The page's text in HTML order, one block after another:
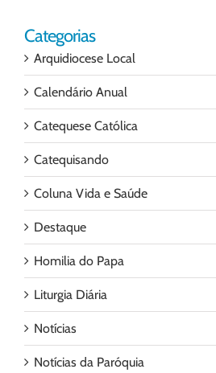
Categorias
Arquidiocese Local
Calendário Anual
Catequese Católica
Catequisando
Coluna Vida e Saúde
Destaque
Homilia do Papa
Liturgia Diária
Notícias
Notícias da Paróquia